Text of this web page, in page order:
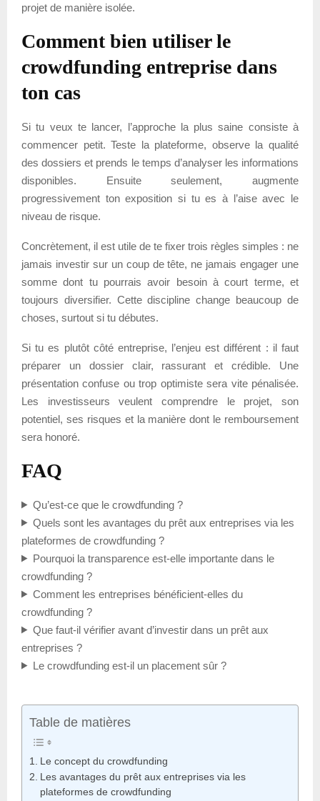
projet de manière isolée.
Comment bien utiliser le
crowdfunding entreprise dans
ton cas
Si tu veux te lancer, l’approche la plus saine consiste à
commencer petit. Teste la plateforme, observe la qualité
des dossiers et prends le temps d’analyser les informations
disponibles. Ensuite seulement, augmente
progressivement ton exposition si tu es à l’aise avec le
niveau de risque.
Concrètement, il est utile de te fixer trois règles simples : ne
jamais investir sur un coup de tête, ne jamais engager une
somme dont tu pourrais avoir besoin à court terme, et
toujours diversifier. Cette discipline change beaucoup de
choses, surtout si tu débutes.
Si tu es plutôt côté entreprise, l’enjeu est différent : il faut
préparer un dossier clair, rassurant et crédible. Une
présentation confuse ou trop optimiste sera vite pénalisée.
Les investisseurs veulent comprendre le projet, son
potentiel, ses risques et la manière dont le remboursement
sera honoré.
FAQ
Qu’est-ce que le crowdfunding ?
Quels sont les avantages du prêt aux entreprises via les
plateformes de crowdfunding ?
Pourquoi la transparence est-elle importante dans le
crowdfunding ?
Comment les entreprises bénéficient-elles du
crowdfunding ?
Que faut-il vérifier avant d’investir dans un prêt aux
entreprises ?
Le crowdfunding est-il un placement sûr ?
Table de matières
Le concept du crowdfunding
Les avantages du prêt aux entreprises via les
plateformes de crowdfunding